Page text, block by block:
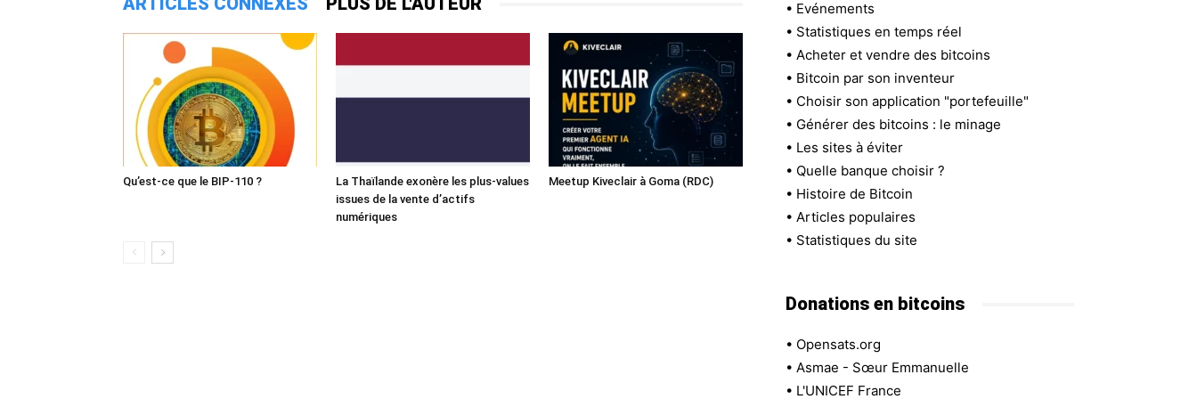
Qu’est-ce que le BIP-110 ?
La Thaïlande exonère les plus-values
issues de la vente d’actifs
numériques
Meetup Kiveclair à Goma (RDC)
• Evénements
• Statistiques en temps réel
• Acheter et vendre des bitcoins
• Bitcoin par son inventeur
• Choisir son application "portefeuille"
• Générer des bitcoins : le minage
• Les sites à éviter
• Quelle banque choisir ?
• Histoire de Bitcoin
• Articles populaires
• Statistiques du site
Donations en bitcoins
• Opensats.org
• Asmae - Sœur Emmanuelle
• L'UNICEF France